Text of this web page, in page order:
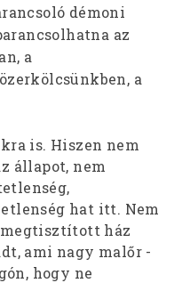
démoni
az
a
a
is. Hiszen nem
állapot, nem
hat itt. Nem
megtisztított ház
ami nagy malőr -
hogy ne